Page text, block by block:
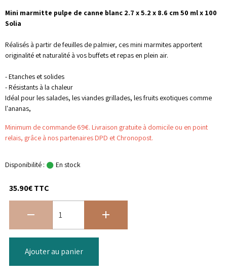
Mini marmitte pulpe de canne blanc 2.7 x 5.2 x 8.6 cm 50 ml x 100
Solia
Réalisés à partir de feuilles de palmier, ces mini marmites apportent
originalité et naturalité à vos buffets et repas en plein air.
- Etanches et solides
- Résistants à la chaleur
Idéal pour les salades, les viandes grillades, les fruits exotiques comme
l'ananas,
Minimum de commande 69€. Livraison gratuite à domicile ou en point
relais, grâce à nos partenaires DPD et Chronopost.
Disponibilité : En stock
35.90€ TTC
Ajouter au panier